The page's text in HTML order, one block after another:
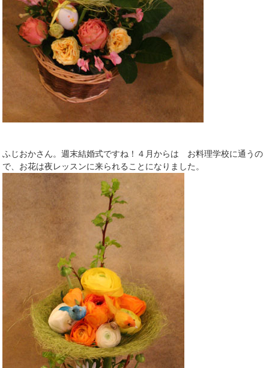
ふじおかさん。週末結婚式ですね！４月からは お料理学校に通うの
で、お花は夜レッスンに来られることになりました。